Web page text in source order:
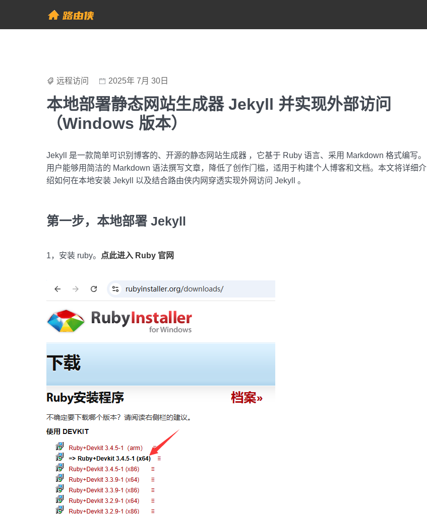
content
帮助中心 - 路由侠
远程访问 2025年 7月 30日
本地部署静态网站生成器 Jekyll 并实现外部访问
（Windows 版本）
Jekyll 是一款简单可识别博客的、开源的静态网站生成器 ，它基于 Ruby 语言、采用 Markdown 格式编写。
用户能够用简洁的 Markdown 语法撰写文章，降低了创作门槛，适用于构建个人博客和文档。本文将详细介
绍如何在本地安装 Jekyll 以及结合路由侠内网穿透实现外网访问 Jekyll 。
第一步，本地部署 Jekyll
1，安装 ruby。 点此进入 Ruby 官网